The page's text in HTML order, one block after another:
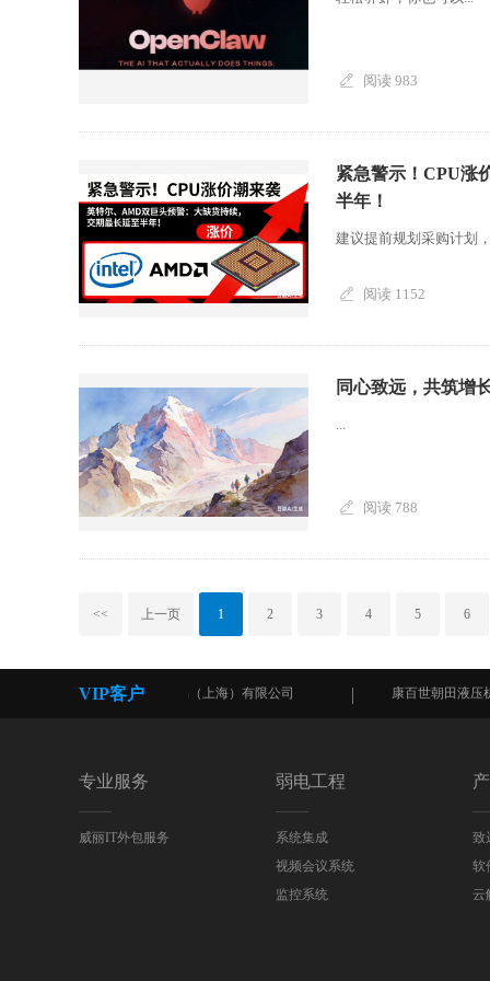
阅读 983
紧急警示！CPU涨
半年！
建议提前规划采购计划
阅读 1152
同心致远，共筑增
...
阅读 788
<< 上一页 1 2 3 4 5 6
VIP客户
缔展国际贸易（上海）有限公司 康百世朝田液压机电（中
专业服务
威丽IT外包服务
弱电工程
系统集成
视频会议系统
监控系统
致
软
云